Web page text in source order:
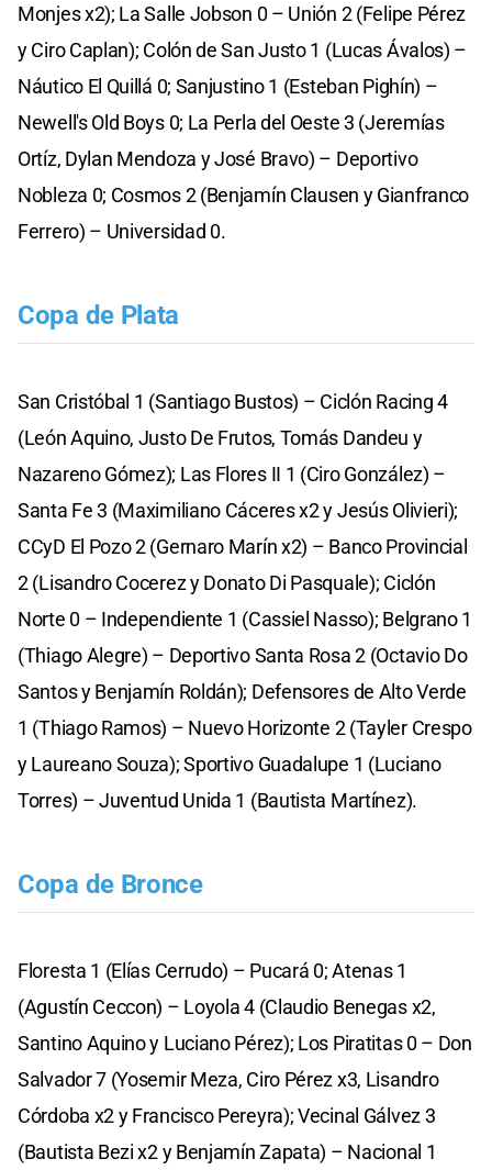
Monjes x2); La Salle Jobson 0 – Unión 2 (Felipe Pérez
y Ciro Caplan); Colón de San Justo 1 (Lucas Ávalos) –
Náutico El Quillá 0; Sanjustino 1 (Esteban Pighín) –
Newell's Old Boys 0; La Perla del Oeste 3 (Jeremías
Ortíz, Dylan Mendoza y José Bravo) – Deportivo
Nobleza 0; Cosmos 2 (Benjamín Clausen y Gianfranco
Ferrero) – Universidad 0.
Copa de Plata
San Cristóbal 1 (Santiago Bustos) – Ciclón Racing 4
(León Aquino, Justo De Frutos, Tomás Dandeu y
Nazareno Gómez); Las Flores II 1 (Ciro González) –
Santa Fe 3 (Maximiliano Cáceres x2 y Jesús Olivieri);
CCyD El Pozo 2 (Gernaro Marín x2) – Banco Provincial
2 (Lisandro Cocerez y Donato Di Pasquale); Ciclón
Norte 0 – Independiente 1 (Cassiel Nasso); Belgrano 1
(Thiago Alegre) – Deportivo Santa Rosa 2 (Octavio Do
Santos y Benjamín Roldán); Defensores de Alto Verde
1 (Thiago Ramos) – Nuevo Horizonte 2 (Tayler Crespo
y Laureano Souza); Sportivo Guadalupe 1 (Luciano
Torres) – Juventud Unida 1 (Bautista Martínez).
Copa de Bronce
Floresta 1 (Elías Cerrudo) – Pucará 0; Atenas 1
(Agustín Ceccon) – Loyola 4 (Claudio Benegas x2,
Santino Aquino y Luciano Pérez); Los Piratitas 0 – Don
Salvador 7 (Yosemir Meza, Ciro Pérez x3, Lisandro
Córdoba x2 y Francisco Pereyra); Vecinal Gálvez 3
(Bautista Bezi x2 y Benjamín Zapata) – Nacional 1